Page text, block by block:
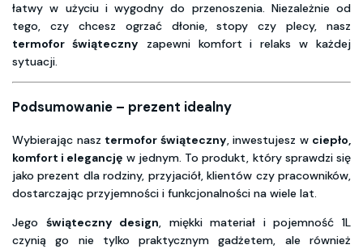
łatwy w użyciu i wygodny do przenoszenia. Niezależnie od
tego, czy chcesz ogrzać dłonie, stopy czy plecy, nasz
termofor świąteczny zapewni komfort i relaks w każdej
sytuacji.
Podsumowanie – prezent idealny
Wybierając nasz termofor świąteczny, inwestujesz w ciepło,
komfort i elegancję w jednym. To produkt, który sprawdzi się
jako prezent dla rodziny, przyjaciół, klientów czy pracowników,
dostarczając przyjemności i funkcjonalności na wiele lat.
Jego świąteczny design, miękki materiał i pojemność 1L
czynią go nie tylko praktycznym gadżetem, ale również